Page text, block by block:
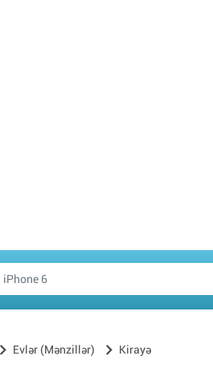
Evlər (Mənzillər) Kirayə